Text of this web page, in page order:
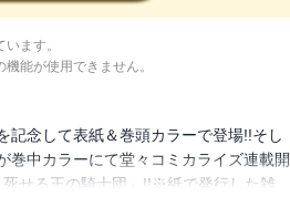
ます。
能が使用できません。
念して表紙＆巻頭カラーで登場!!そし
巻中カラーにて堂々コミカライズ連載開
せる王の騎士団」!!※紙で発行した雑